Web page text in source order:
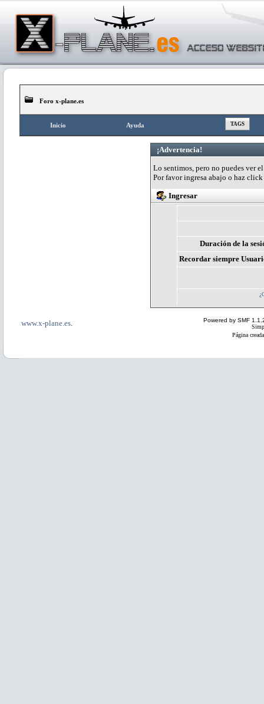
Foro x-plane.es
Inicio Ayuda TAGS
¡Advertencia!
Lo sentimos, pero no puedes ver
Por favor ingresa abajo o haz click
Ingresar
Duración de la
Recordar siempre
www.x-plane.es
Powered by SMF
Página